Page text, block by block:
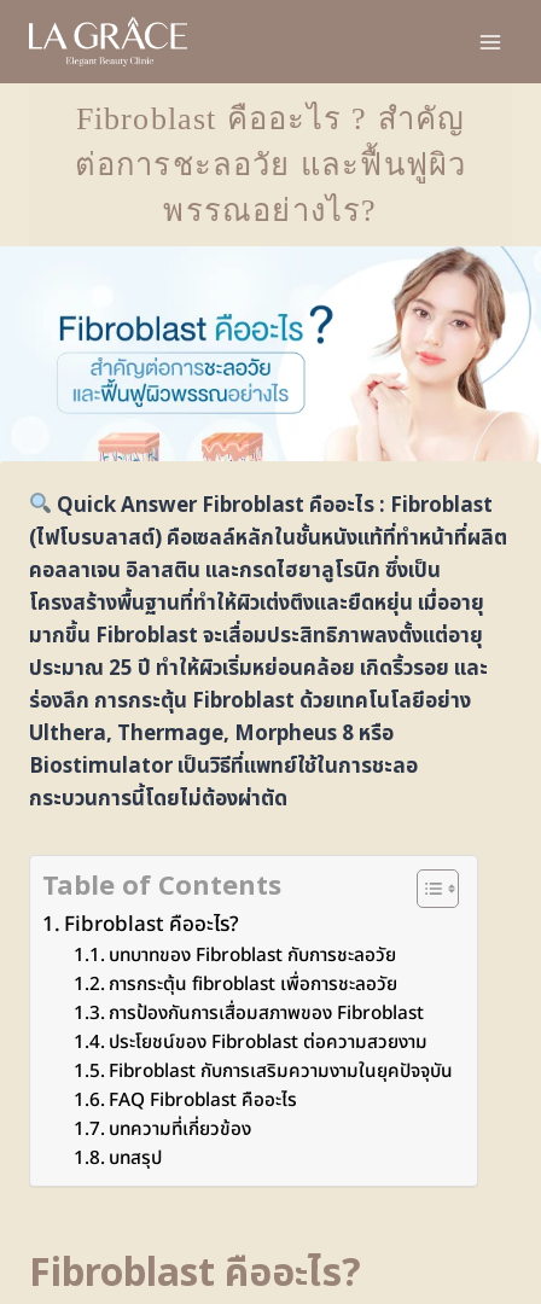
Fibroblast คืออะไร ? สำคัญ
ต่อการชะลอวัย และฟื้นฟูผิว
พรรณอย่างไร?
Quick Answer Fibroblast คืออะไร : Fibroblast
(ไฟโบรบลาสต์) คือเซลล์หลักในชั้นหนังแท้ที่ทำหน้าที่ผลิต
คอลลาเจน อิลาสติน และกรดไฮยาลูโรนิก ซึ่งเป็น
โครงสร้างพื้นฐานที่ทำให้ผิวเต่งตึงและยืดหยุ่น เมื่ออายุ
มากขึ้น Fibroblast จะเสื่อมประสิทธิภาพลงตั้งแต่อายุ
ประมาณ 25 ปี ทำให้ผิวเริ่มหย่อนคล้อย เกิดริ้วรอย และ
ร่องลึก การกระตุ้น Fibroblast ด้วยเทคโนโลยีอย่าง
Ulthera, Thermage, Morpheus 8 หรือ
Biostimulator เป็นวิธีที่แพทย์ใช้ในการชะลอ
กระบวนการนี้โดยไม่ต้องผ่าตัด
Table of Contents
Fibroblast คืออะไร?
บทบาทของ Fibroblast กับการชะลอวัย
การกระตุ้น fibroblast เพื่อการชะลอวัย
การป้องกันการเสื่อมสภาพของ Fibroblast
ประโยชน์ของ Fibroblast ต่อความสวยงาม
Fibroblast กับการเสริมความงามในยุคปัจจุบัน
FAQ Fibroblast คืออะไร
บทความที่เกี่ยวข้อง
บทสรุป
Fibroblast คืออะไร?